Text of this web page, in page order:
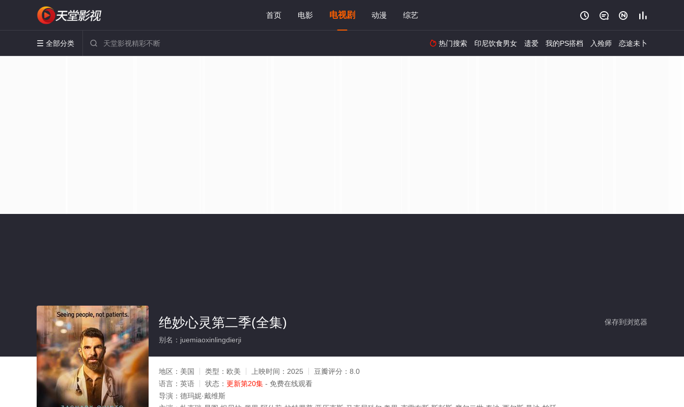
首页 电影 电视剧 动漫 综艺    
 全部分类   热门搜索 印尼饮食男女 遗爱 我的PS搭档 入殓师 恋途未卜
保存到浏览器
绝妙心灵第二季(全集)
别名：juemiaoxinlingdierji
地区： 美国 类型： 欧美 上映时间： 2025 豆瓣评分： 8.0
语言： 英语 状态： 更新第20集 - 免费在线观看
导演： 德玛妮·戴维斯